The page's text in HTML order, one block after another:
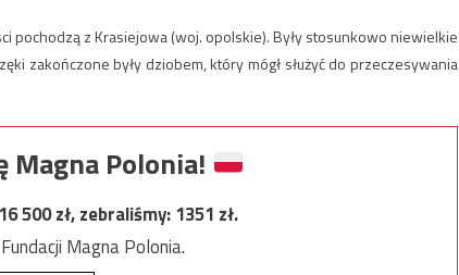
pochodzą z Krasiejowa (woj. opolskie). Były stosunkowo niewielkie
zakończone były dziobem, który mógł służyć do przeczesywania
Magna Polonia!
16 500zł, zebraliśmy:1351 zł.
Magna Polonia.